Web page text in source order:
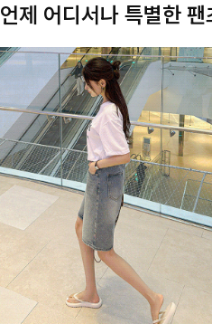
언제 어디서나 특별한 팬